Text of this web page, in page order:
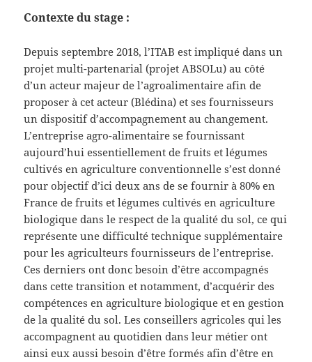
Contexte du stage :
Depuis septembre 2018, l’ITAB est impliqué dans un
projet multi-partenarial (projet ABSOLu) au côté
d’un acteur majeur de l’agroalimentaire afin de
proposer à cet acteur (Blédina) et ses fournisseurs
un dispositif d’accompagnement au changement.
L’entreprise agro-alimentaire se fournissant
aujourd’hui essentiellement de fruits et légumes
cultivés en agriculture conventionnelle s’est donné
pour objectif d’ici deux ans de se fournir à 80% en
France de fruits et légumes cultivés en agriculture
biologique dans le respect de la qualité du sol, ce qui
représente une difficulté technique supplémentaire
pour les agriculteurs fournisseurs de l’entreprise.
Ces derniers ont donc besoin d’être accompagnés
dans cette transition et notamment, d’acquérir des
compétences en agriculture biologique et en gestion
de la qualité du sol. Les conseillers agricoles qui les
accompagnent au quotidien dans leur métier ont
ainsi eux aussi besoin d’être formés afin d’être en